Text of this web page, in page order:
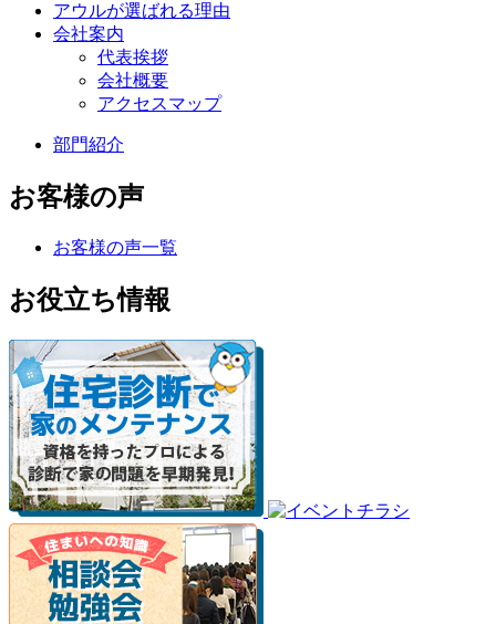
アウルが選ばれる理由
会社案内
代表挨拶
会社概要
アクセスマップ
部門紹介
お客様の声
お客様の声一覧
お役立ち情報